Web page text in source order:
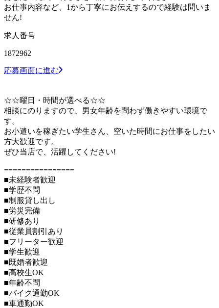
お仕事内容など、1から丁寧にお伝えするので経験は問いま
せん!
求人番号
1872962
応募画面に進む
☆☆曜日・時間が選べる☆☆
相談にのりますので、男女年齢を問わず働きやすい環境で
す。
お小遣いを稼ぎたい学生さん、空いた時間にお仕事をしたい
方大歓迎です。
ぜひ当店で、活躍してください!
================
■未経験者歓迎
■学歴不問
■制服貸し出し
■労災完備
■研修あり
■従業員割引あり
■フリーター歓迎
■学生歓迎
■既婚者歓迎
■高校生OK
■年齢不問
■バイク通勤OK
■車通勤OK